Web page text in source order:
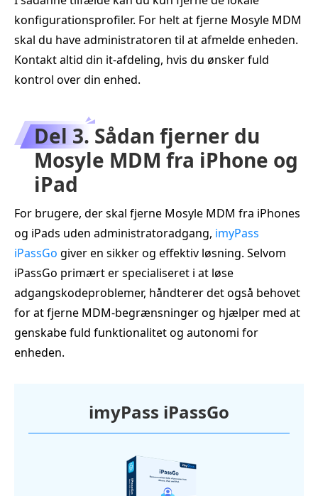
konfigurationsprofiler. For helt at fjerne Mosyle MDM
skal du have administratoren til at afmelde enheden.
Kontakt altid din it‑afdeling, hvis du ønsker fuld
kontrol over din enhed.
Del 3. Sådan fjerner du
Mosyle MDM fra iPhone og
iPad
For brugere, der skal fjerne Mosyle MDM fra iPhones
og iPads uden administratoradgang, imyPass
iPassGo giver en sikker og effektiv løsning. Selvom
iPassGo primært er specialiseret i at løse
adgangskodeproblemer, håndterer det også behovet
for at fjerne MDM‑begrænsninger og hjælper med at
genskabe fuld funktionalitet og autonomi for
enheden.
imyPass iPassGo